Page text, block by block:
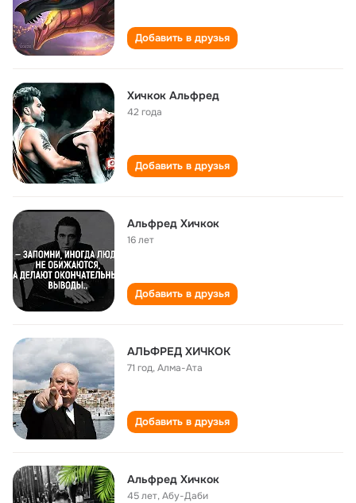
Добавить в друзья
Хичкок Альфред
42 года
Добавить в друзья
Альфред Хичкок
16 лет
Добавить в друзья
АЛЬФРЕД ХИЧКОК
71 год,Алма-Ата
Добавить в друзья
Альфред Хичкок
45 лет,Абу-Даби